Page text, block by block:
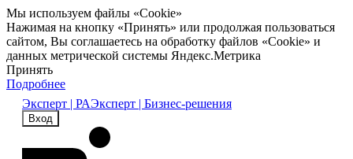
Мы используем файлы «Cookie»
Нажимая на кнопку «Принять» или продолжая пользоваться
сайтом, Вы соглашаетесь на обработку файлов «Cookie» и
данных метрической системы Яндекс.Метрика
Принять
Подробнее
Эксперт | РАЭксперт | Бизнес-решения
Вход